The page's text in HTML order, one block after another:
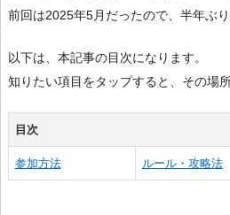
前回は2025年5月だったので、半年ぶり
以下は、本記事の目次になります。
知りたい項目をタップすると、その場
目次
参加方法 ルール・攻略法